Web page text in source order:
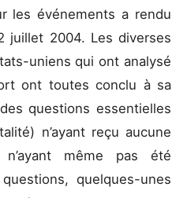
les événements a rendu
juillet 2004. Les diverses
uniens qui ont analysé
ont toutes conclu à sa
questions essentielles
n’ayant reçu aucune
même pas été
quelques-unes